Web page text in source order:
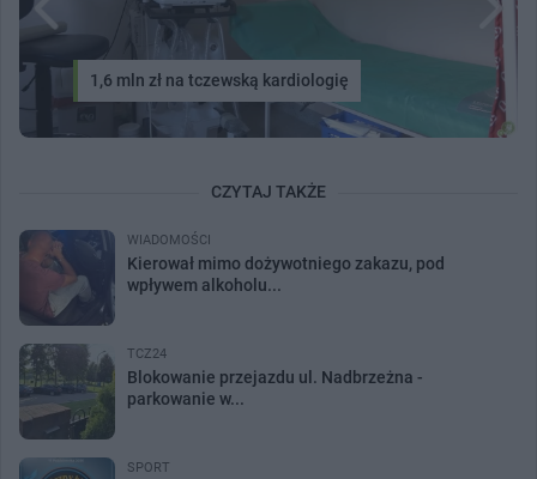
1,6 mln zł na tczewską kardiologię
CZYTAJ TAKŻE
WIADOMOŚCI
Kierował mimo dożywotniego zakazu, pod
wpływem alkoholu...
TCZ24
Blokowanie przejazdu ul. Nadbrzeżna -
parkowanie w...
SPORT